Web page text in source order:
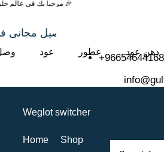
🎉 مرحباً بك في عالم خليج العود 🎉
توصيل
عود عطور دهن عود
Weglot switcher
Home Shop